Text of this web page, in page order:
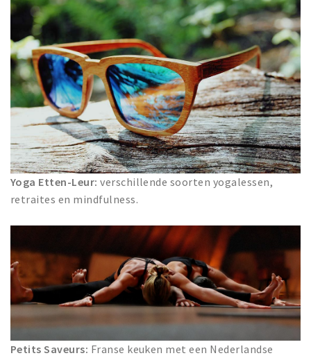
Yoga Etten-Leur: verschillende soorten yogalessen,
retraites en mindfulness.
Petits Saveurs: Franse keuken met een Nederlandse